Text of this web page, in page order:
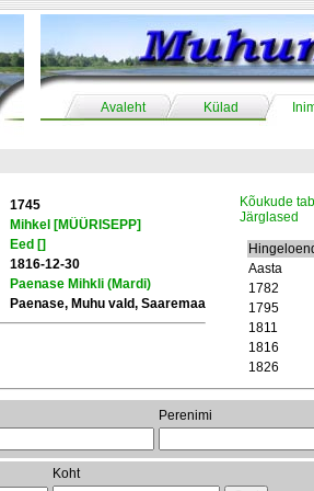
Avaleht Külad
1745
Mihkel [MÜÜRISEPP]
Eed []
1816-12-30
Paenase Mihkli (Mardi)
Paenase, Muhu vald, Saaremaa
Kõukude
Järglased
Aasta
1782
1795
1811
1816
1826
Perenimi
Koht